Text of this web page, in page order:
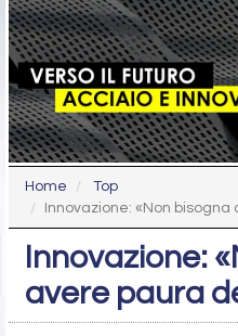
Home
Top
Innovazione: «Non
Innovazione:
avere paura